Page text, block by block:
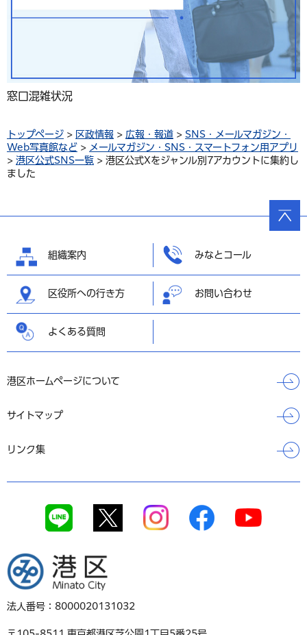
窓口混雑状況
トップページ > 区政情報 > 広報・報道 > SNS・メールマガジン・
Web写真館など > メールマガジン・SNS・スマートフォン用アプリ
> 港区公式SNS一覧 > 港区公式Xをジャンル別7アカウントに集約し
ました
組織案内 みなとコール
区役所への行き方 お問い合わせ
よくある質問
港区ホームページについて
サイトマップ
リンク集
港区
法人番号：8000020131032
ページ
の先頭